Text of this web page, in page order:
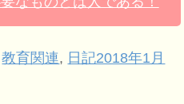
教育関連, 日記2018年1月